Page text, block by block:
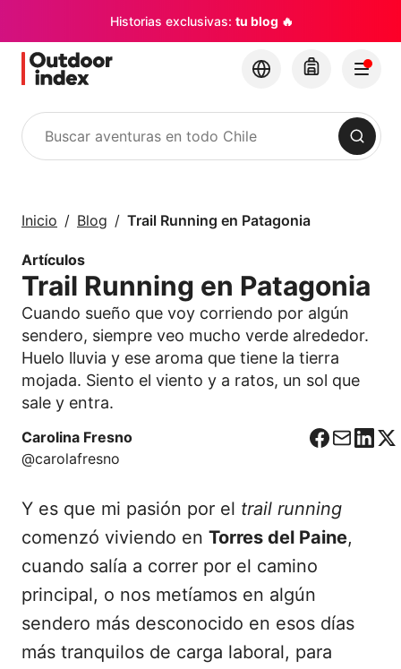
Historias exclusivas: tu blog 🔥
Buscar
Inicio Blog Trail Running en Patagonia
Artículos
Trail Running en Patagonia
Cuando sueño que voy corriendo por algún
sendero, siempre veo mucho verde alrededor.
Huelo lluvia y ese aroma que tiene la tierra
mojada. Siento el viento y a ratos, un sol que
sale y entra.
Carolina Fresno
@carolafresno
F
e
b
C
r
e
L
X
Y es que mi pasión por el trail running
comenzó viviendo en Torres del Paine,
cuando salía a correr por el camino
principal, o nos metíamos en algún
sendero más desconocido en esos días
más tranquilos de carga laboral, para
Explora Chile y sus
rincones con